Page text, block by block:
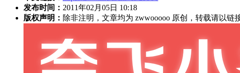
发布时间： 2011年02月05日 10:18
版权声明： 除非注明，文章均为 zwwooooo 原创，转载请以链